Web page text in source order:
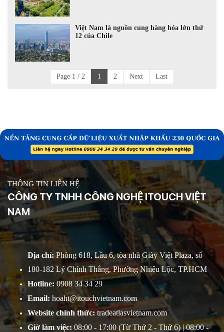
Việt Nam là nguồn cung hàng hóa lớn thứ
12 của Chile
Page 1 / 2 1 2 Next Last
THÔNG TIN LIÊN HỆ
CÔNG TY TNHH CÔNG NGHỆ ITOUCH VIỆT
NAM
Địa chỉ: Phòng 618, Lầu 6, tòa nhà Giày Việt Plaza, số
180-182 Lý Chính Thắng, Phường Nhiêu Lộc, TP.HCM
Hotline: 0908 34 34 29
Email: hoaht@itouchvietnam.com
Website chính thức:tradeatlasvietnam.com
Giờ làm việc: 08:00 - 17:00 (Từ Thứ 2 - Thứ 6) | 08:00 -